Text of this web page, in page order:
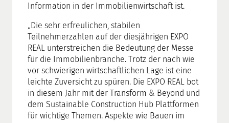
Information in der Immobilienwirtschaft ist.
„Die sehr erfreulichen, stabilen
Teilnehmerzahlen auf der diesjährigen EXPO
REAL unterstreichen die Bedeutung der Messe
für die Immobilienbranche. Trotz der nach wie
vor schwierigen wirtschaftlichen Lage ist eine
leichte Zuversicht zu spüren. Die EXPO REAL bot
in diesem Jahr mit der Transform & Beyond und
dem Sustainable Construction Hub Plattformen
für wichtige Themen. Aspekte wie Bauen im